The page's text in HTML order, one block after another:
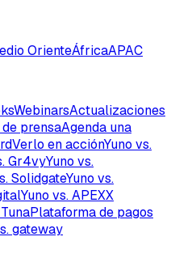
OrienteÁfricaAPAC
WebinarsActualizaciones
prensaAgenda una
Verlo en acciónYuno vs.
Gr4vyYuno vs.
SolidgateYuno vs.
Yuno vs. APEXX
Plataforma de pagos
gateway